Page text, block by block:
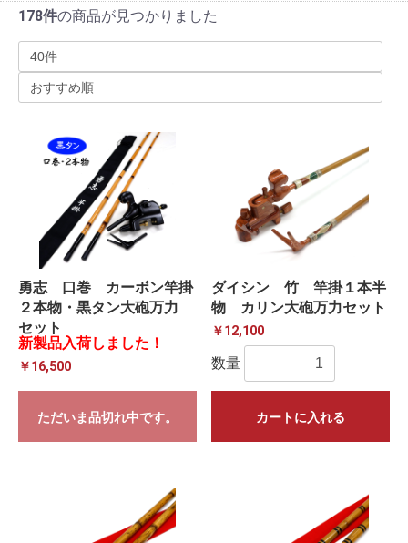
178件の商品が見つかりました
勇志 口巻 カーボン竿掛
２本物・黒タン大砲万力
セット
新製品入荷しました！
￥16,500
ただいま品切れ中です。
ダイシン 竹 竿掛１本半
物 カリン大砲万力セット
￥12,100
数量
カートに入れる